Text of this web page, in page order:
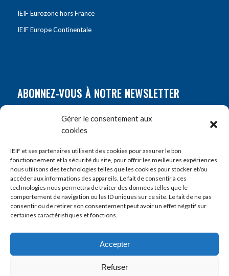
Gérer le consentement aux
cookies
IEIF et ses partenaires utilisent des cookies pour assurer le bon
fonctionnement et la sécurité du site, pour offrir les meilleures expériences,
nous utilisons des technologies telles que les cookies pour stocker et/ou
accéder aux informations des appareils. Le fait de consentir à ces
technologies nous permettra de traiter des données telles que le
comportement de navigation ou les ID uniques sur ce site. Le fait de ne pas
consentir ou de retirer son consentement peut avoir un effet négatif sur
certaines caractéristiques et fonctions.
Accepter
Refuser
IEIF Eurozone hors France
IEIF Europe Continentale
ABONNEZ-VOUS À NOTRE NEWSLETTER
Prénom*
E-mail*